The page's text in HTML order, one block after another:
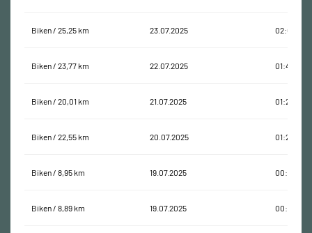
Biken / 25,25 km 23.07.2025 02:00:29
Biken / 23,77 km 22.07.2025 01:46:26
Biken / 20,01 km 21.07.2025 01:20:32
Biken / 22,55 km 20.07.2025 01:28:28
Biken / 8,95 km 19.07.2025 00:38:46
Biken / 8,89 km 19.07.2025 00:32:14